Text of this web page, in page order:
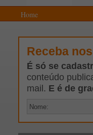
Home
Receba
É só se
conteúdo
mail. E é de